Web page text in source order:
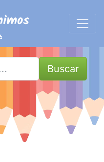
Buscar